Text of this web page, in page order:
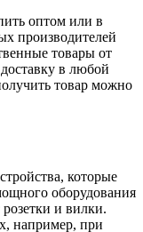
оптом или в
производителей
товары от
в любой
товар можно
которые
оборудования
и вилки.
например, при